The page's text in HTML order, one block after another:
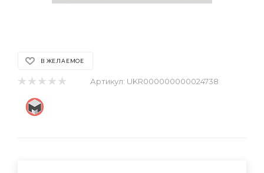
В ЖЕЛАЕМОЕ
Артикул: UKR000000000024738